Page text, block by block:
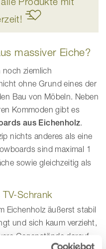
massiver Eiche?
ziemlich
ohne Grund eines der
Bau von Möbeln. Neben
Kommoden gibt es
aus Eichenholz.
nichts anderes als eine
sind maximal 1
sowie gleichzeitig als
Schrank
Eichenholz äußerst stabil
und sich kaum verzieht,
Gegenstände darauf